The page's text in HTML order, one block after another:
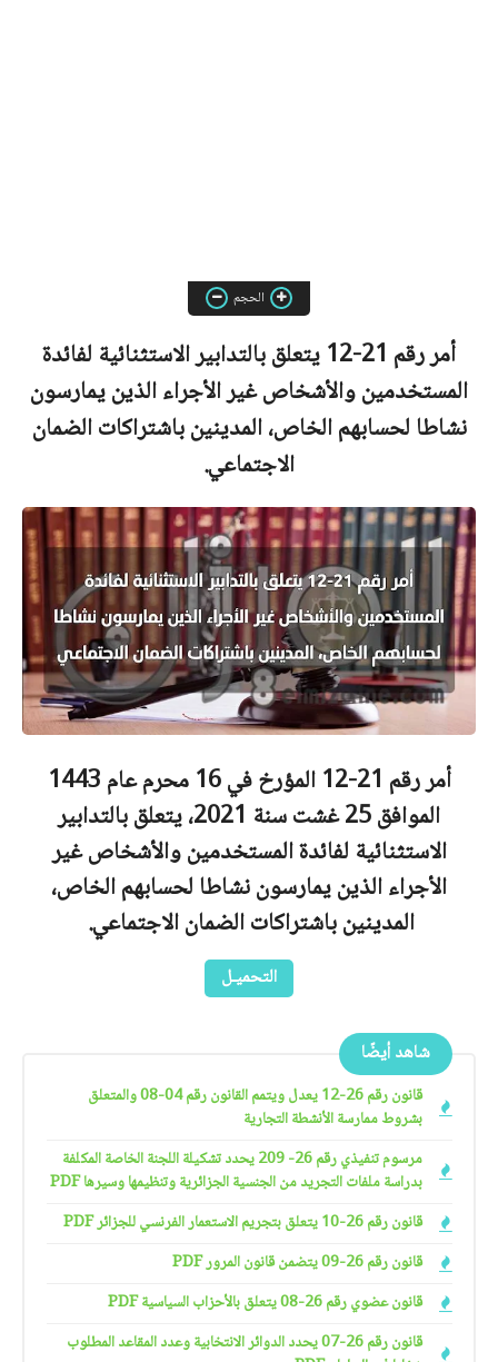
الحجم
أمر رقم 21-12 يتعلق بالتدابير الاستثنائية لفائدة
المستخدمين والأشخاص غير الأجراء الذين يمارسون
نشاطا لحسابهم الخاص، المدينين باشتراكات الضمان
الاجتماعي.
أمر رقم 21-12 المؤرخ في 16 محرم عام 1443
الموافق 25 غشت سنة 2021، يتعلق بالتدابير
الاستثنائية لفائدة المستخدمين والأشخاص غير
الأجراء الذين يمارسون نشاطا لحسابهم الخاص،
المدينين باشتراكات الضمان الاجتماعي.
التحميـل
شاهد أيضًا
قانون رقم 26-12 يعدل ويتمم القانون رقم 04-08 والمتعلق
بشروط ممارسة الأنشطة التجارية
مرسوم تنفيذي رقم 26- 209 يحدد تشكيلة اللجنة الخاصة المكلفة
بدراسة ملفات التجريد من الجنسية الجزائرية وتنظيمها وسيرها PDF
قانون رقم 26-10 يتعلق بتجريم الاستعمار الفرنسي للجزائر PDF
قانون رقم 26-09 يتضمن قانون المرور PDF
قانون عضوي رقم 26-08 يتعلق بالأحزاب السياسية PDF
قانون رقم 26-07 يحدد الدوائر الانتخابية وعدد المقاعد المطلوب